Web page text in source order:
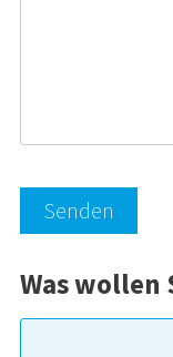
Was wollen